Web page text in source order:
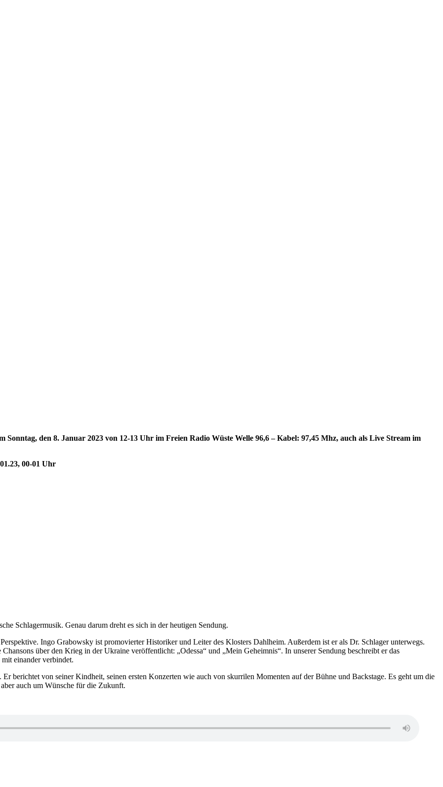
den 8. Januar 2023 von 12-13 Uhr im Freien Radio Wüste Welle 96,6 – Kabel: 97,45 Mhz, auch als Live Stream im
00-01 Uhr
Schlagermusik. Genau darum dreht es sich in der heutigen Sendung.
Ingo Grabowsky ist promovierter Historiker und Leiter des Klosters Dahlheim. Außerdem ist er als Dr. Schlager unterwegs.
über den Krieg in der Ukraine veröffentlicht: „Odessa“ und „Mein Geheimnis“. In unserer Sendung beschreibt er das
einander verbindet.
berichtet von seiner Kindheit, seinen ersten Konzerten wie auch von skurrilen Momenten auf der Bühne und Backstage. Es geht um die
auch um Wünsche für die Zukunft.